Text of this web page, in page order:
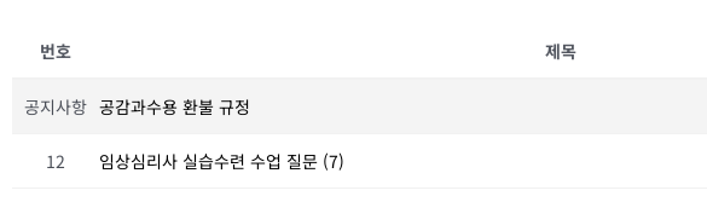
번호 제목
공지사항 공감과수용 환불 규정
12 임상심리사 실습수련 수업 질문 (7)